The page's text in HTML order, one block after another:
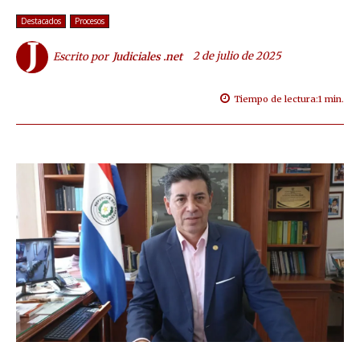
Destacados Procesos
Escrito por Judiciales .net 2 de julio de 2025
Tiempo de lectura:1 min.